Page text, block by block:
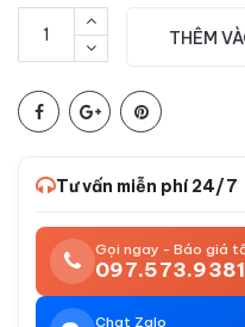
THÊM
Tư vấn miễn phí 24/7
Gọi ngay - Báo giá
097.573.9381
Chat Zalo